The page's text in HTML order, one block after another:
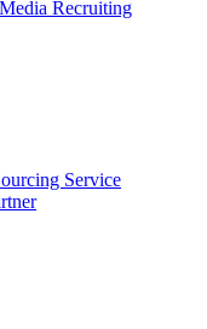
Recruiting
Service